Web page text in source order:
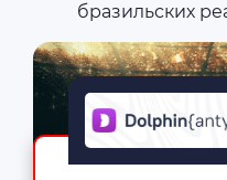
бразильских